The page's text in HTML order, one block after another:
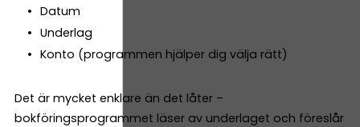
Datum
Underlag
Konto (programmen hjälper dig välja rätt)
Det är mycket enklare än det låter –
bokföringsprogrammet läser av underlaget och föreslår